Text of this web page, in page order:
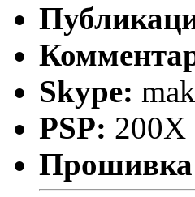
Skype:
PSP: 200X